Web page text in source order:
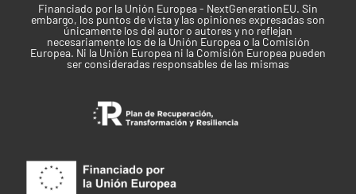
Financiado por la Unión Europea - NextGenerationEU. Sin
embargo, los puntos de vista y las opiniones expresadas son
únicamente los del autor o autores y no reflejan
necesariamente los de la Unión Europea o la Comisión
Europea. Ni la Unión Europea ni la Comisión Europea pueden
ser consideradas responsables de las mismas